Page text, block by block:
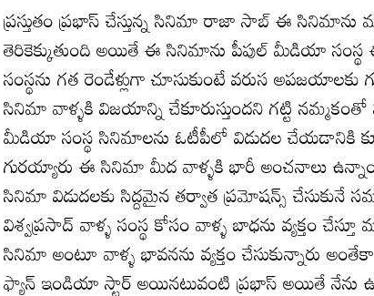
ప్రస్తుతం ప్రభాస్ చేస్తున్న సినిమా రాజా సాబ్ ఈ సినిమాను
తెరికెక్కుతుంది అయితే ఈ సినిమాను పీపుల్ మీడియా సంస్థ
సంస్థను గత రెండేళ్లుగా చూసుకుంటే వరుస
సినిమా వాళ్ళకి విజయాన్ని చేకూరుస్తుందని గట్టి నమ్మకంతో
మీడియా సంస్థ సినిమాలను ఓటీపీలో విడుదల చేయడానికి
గురయ్యారు ఈ సినిమా మీద వాళ్ళకి భారీ అంచనాలు
సినిమా విడుదలకు సిద్దమైన తర్వాత ప్రమోషన్స్
విశ్వప్రసాద్ వాళ్ళ సంస్థ కోసం వాళ్ళ బాధను వ్యక్తం
సినిమా అంటూ వాళ్ళ భావనను వ్యక్తం చేసుకున్నారు
ఫ్యాన్ ఇండియా స్టార్ అయినటువంటి ప్రభాస్ అయితే నేను